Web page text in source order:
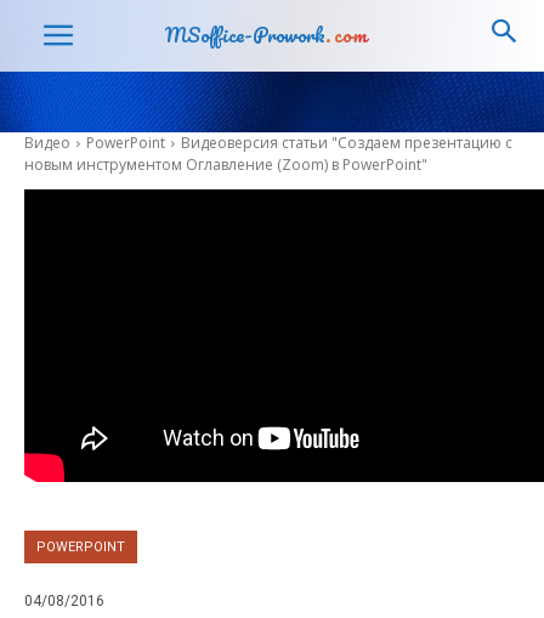
MSoffice-Prowork.com
Видео PowerPoint
Видеоверсия статьи "Создаем презентацию с
новым инструментом Оглавление (Zoom) в PowerPoint"
POWERPOINT
04/08/2016